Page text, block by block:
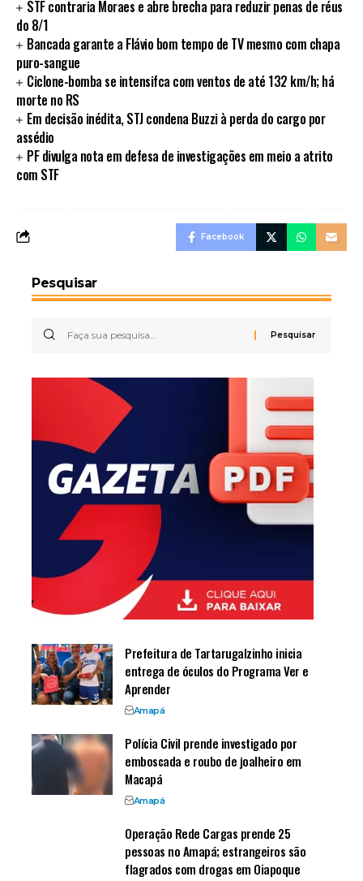
STF contraria Moraes e abre brecha para reduzir penas de réus
do 8/1
Bancada garante a Flávio bom tempo de TV mesmo com chapa
puro-sangue
Ciclone-bomba se intensifca com ventos de até 132 km/h; há
morte no RS
Em decisão inédita, STJ condena Buzzi à perda do cargo por
assédio
PF divulga nota em defesa de investigações em meio a atrito
com STF
Facebook
Pesquisar
Prefeitura de Tartarugalzinho inicia
entrega de óculos do Programa Ver e
Aprender
Amapá
Polícia Civil prende investigado por
emboscada e roubo de joalheiro em
Macapá
Amapá
Operação Rede Cargas prende 25
pessoas no Amapá; estrangeiros são
flagrados com drogas em Oiapoque